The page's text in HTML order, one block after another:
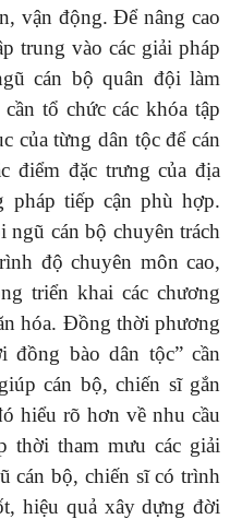
vận động. Để nâng cao
trung vào các giải pháp
cán bộ quân đội làm
tổ chức các khóa tập
của từng dân tộc để cán
điểm đặc trưng của địa
pháp tiếp cận phù hợp.
ngũ cán bộ chuyên trách
độ chuyên môn cao,
triển khai các chương
hóa. Đồng thời phương
đồng bào dân tộc” cần
cán bộ, chiến sĩ gắn
hiểu rõ hơn về nhu cầu
thời tham mưu các giải
cán bộ, chiến sĩ có trình
hiệu quả xây dựng đời